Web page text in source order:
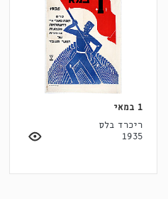
1 במאי
ריכרד בלס
1935